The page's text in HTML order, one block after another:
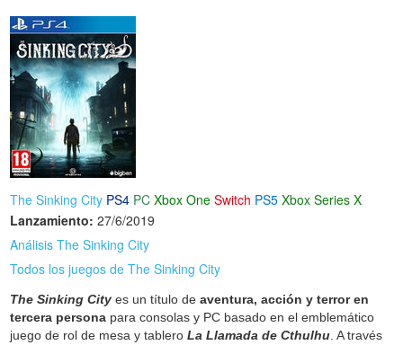
The Sinking City PS4 PC Xbox One Switch PS5 Xbox Series X
Lanzamiento: 27/6/2019
Análisis The Sinking City
Todos los juegos de The Sinking City
The Sinking City es un título deaventura, acción y terror en
tercera persona para consolas y PC basado en el emblemático
juego de rol de mesa y tableroLa Llamada de Cthulhu. A través